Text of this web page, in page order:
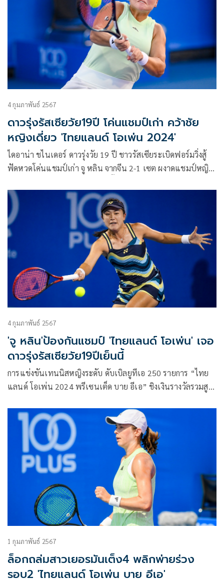
4 กุมภาพันธ์ 2567
ดาวรุ่งรัสเซียวัย19ปี โค่นแชมป์เก่า คว้าชัย
หญิงเดี่ยว 'ไทยแลนด์ โอเพ่น 2024'
ไดอาน่า ชไนเดอร์ ดาวรุ่งวัย 19 ปี ชาวรัสเซียระเบิดฟอร์มวิ่งสู้
ฟัดหวดโค่นแชมป์เก่า จู หลิน จากจีน 2-1 เซต ผงาดแชมป์หญิง
เทนนิสใหญ่ ไทยแลนด์ โอเพ่น 2024 พรีเซนเต็ด บาย อีเอ ที่
อารีน่า หัวหิน
4 กุมภาพันธ์ 2567
'จู หลิน'ป้องกันแชมป์ 'ไทยแลนด์ โอเพ่น' เจอ
ดาวรุ่งรัสเซียวัย19ปีเย็นนี้
การแข่งขันเทนนิสหญิงระดับ ดับเบิลยูทีเอ 250 รายการ “ไทย
แลนด์ โอเพ่น 2024 พรีเซนเต็ด บาย อีเอ” ชิงเงินรางวัลรวมสูง
อารีน่า หัวหิน จ.ประจวบคีรีขันธ์ เมื่อคืนวันที่ 3 กุมภาพันธ์ 2567
ในประเภทหญิงเดี่ยว เป็นการแข่งขันรอบรองชนะเลิศ
1 กุมภาพันธ์ 2567
ล็อกถล่มสาวเยอรมันเต็ง4 พลิกพ่ายร่วง
รอบ2 'ไทยแลนด์ โอเพ่น บาย อีเอ'